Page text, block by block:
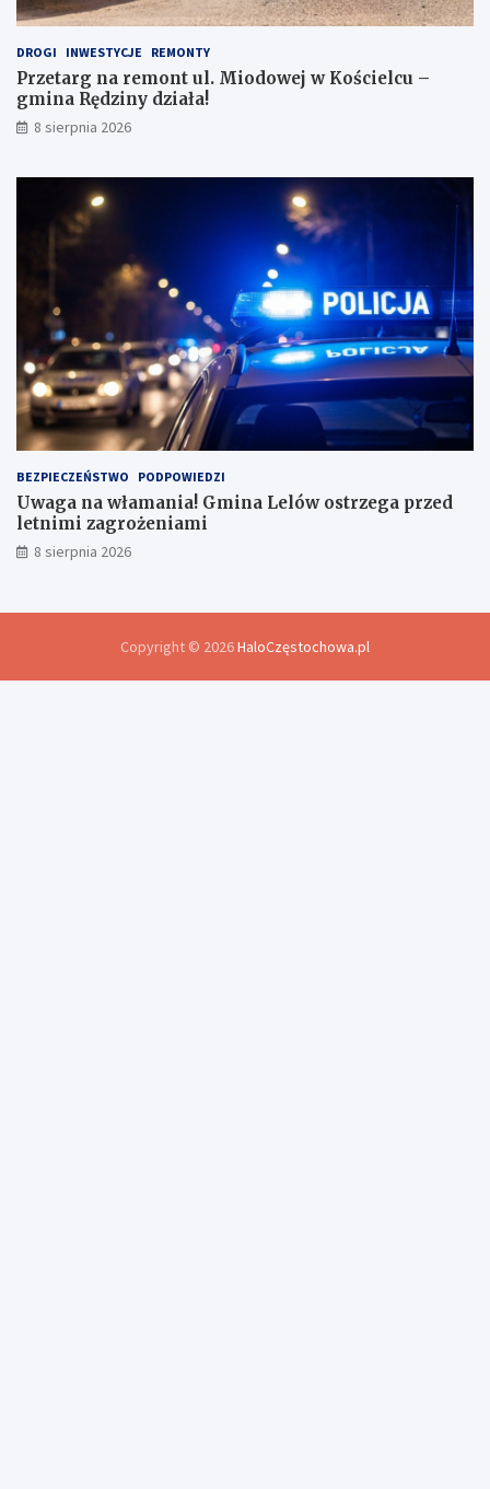
!
DROGI INWESTYCJE REMONTY
Przetarg na remont ul. Miodowej w Kościelcu –
gmina Rędziny działa!
8 sierpnia 2026
BEZPIECZEŃSTWO PODPOWIEDZI
Uwaga na włamania! Gmina Lelów ostrzega przed
letnimi zagrożeniami
8 sierpnia 2026
Copyright © 2026HaloCzęstochowa.pl